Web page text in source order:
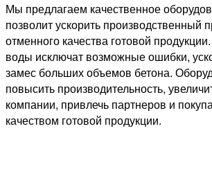
Мы предлагаем качественное
позволит ускорить производственный
отменного качества готовой
воды исключат возможные ошибки,
замес больших объемов бетона.
повысить производительность,
компании, привлечь партнеров и
качеством готовой продукции.